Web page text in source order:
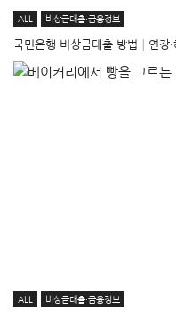
ALL 비상금대출·금융정보
국민은행 비상금대출 방법│연장
ALL 비상금대출·금융정보